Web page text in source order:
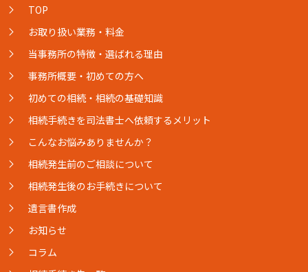
TOP
お取り扱い業務・料金
当事務所の特徴・選ばれる理由
事務所概要・初めての方へ
初めての相続・相続の基礎知識
相続手続きを司法書士へ依頼するメリット
こんなお悩みありませんか？
相続発生前のご相談について
相続発生後のお手続きについて
遺言書作成
お知らせ
コラム